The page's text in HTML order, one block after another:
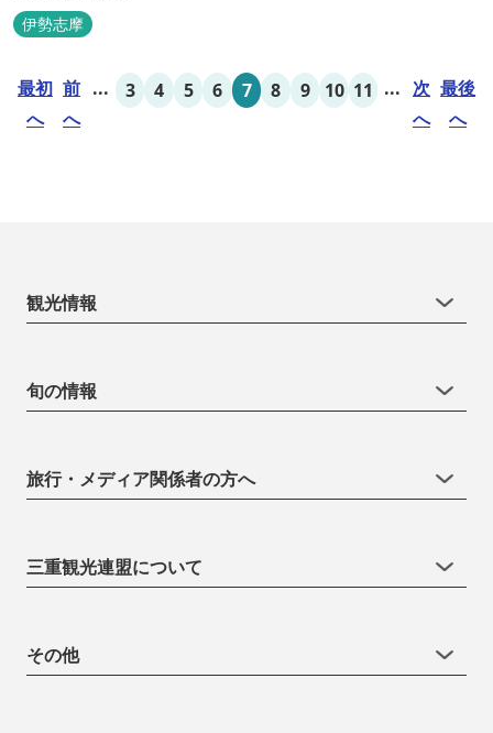
伊勢志摩
最初
へ
前
へ
... 3 4 5 6 7 8 9 10 11 ... 次
へ
最後
へ
観光情報
旬の情報
旅行・メディア関係者の方へ
三重観光連盟について
その他